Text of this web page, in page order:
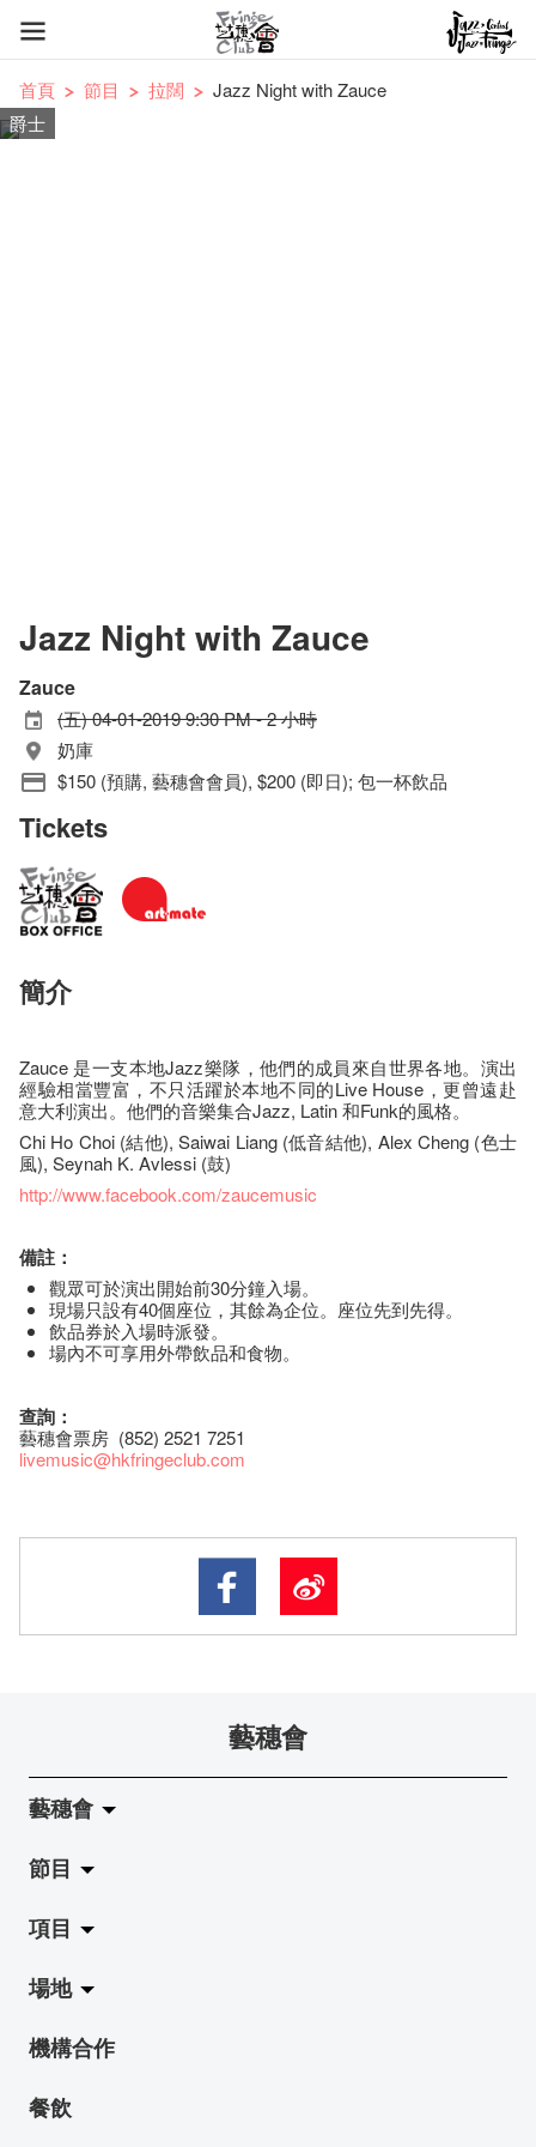
首頁 節目 拉闊
Jazz Night with Zauce
爵士
Jazz Night with Zauce
Zauce
(五) 04-01-2019 9:30 PM - 2 小時
奶庫
$150 (預購, 藝穗會會員), $200 (即日); 包一杯飲品
Tickets
簡介
Zauce 是一支本地Jazz樂隊，他們的成員來自世界各地。演出
經驗相當豐富，不只活躍於本地不同的Live House，更曾遠赴
意大利演出。他們的音樂集合Jazz, Latin 和Funk的風格。
Chi Ho Choi (結他), Saiwai Liang (低音結他), Alex Cheng (色士
風), Seynah K. Avlessi (鼓)
http://www.facebook.com/zaucemusic
備註：
觀眾可於演出開始前30分鐘入場。
現場只設有40個座位，其餘為企位。座位先到先得。
飲品券於入場時派發。
場內不可享用外帶飲品和食物。
查詢：
藝穗會票房 (852) 2521 7251
livemusic@hkfringeclub.com
藝穗會
藝穗會
關於藝穗會
藝穗會的演化
使命與宗旨
藝穗會架構
檔案庫
節目
拉闊
展覽
演出
活動
項目
Jazz-Go-Central, Jazz-Go-Fringe
LPL
2015-16 藝術場地資助計劃
場地
陳麗玲畫廊
奶庫
機構合作
餐飲